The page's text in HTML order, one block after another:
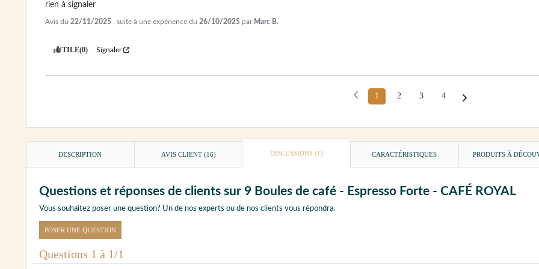
rien à signaler
Avis du 22/11/2025 , suite à une expérience du 26/10/2025 par Marc B.
UTILE(0) Signaler
1 2 3 4
DESCRIPTION AVIS CLIENT (16) DISCUSSIONS (1) CARACTÉRISTIQUES PRODUITS À
Questions et réponses de clients sur 9 Boules de café - Espresso Forte - CAFÉ ROYAL
Vous souhaitez poser une question? Un de nos experts ou de nos clients vous répondra.
POSER UNE QUESTION
Questions 1 à 1/1